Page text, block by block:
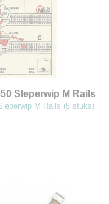
Sleperwip M Rails
M Rails (5 stuks)